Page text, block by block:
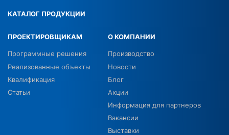
КАТАЛОГ ПРОДУКЦИИ
ПРОЕКТИРОВЩИКАМ
Программные решения
Реализованные объекты
Квалификация
Статьи
О КОМПАНИИ
Производство
Новости
Блог
Акции
Информация для партнеров
Вакансии
Выставки